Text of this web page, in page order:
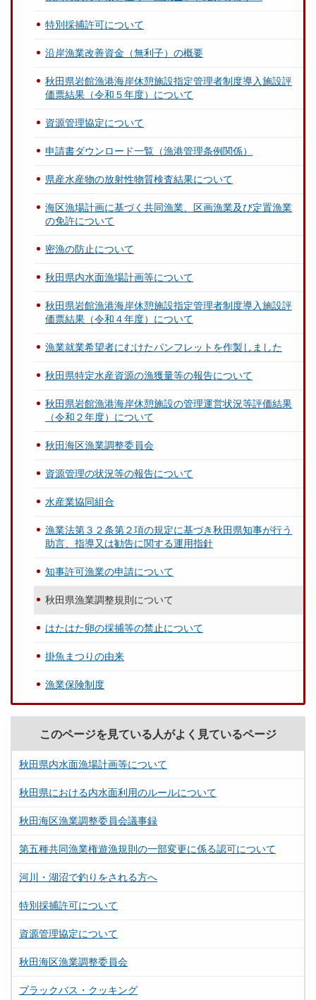
特別採捕許可について
沿岸漁業改善資金（無利子）の概要
秋田県岩館漁港海岸休憩施設指定管理者制度導入施設評
価票結果（令和５年度）について
資源管理協定について
申請書ダウンロード一覧（漁港管理条例関係）
県産水産物の放射性物質検査結果について
海区漁場計画に基づく共同漁業、区画漁業及び定置漁業
の免許について
密漁の防止について
秋田県内水面漁場計画等について
秋田県岩館漁港海岸休憩施設指定管理者制度導入施設評
価票結果（令和４年度）について
漁業就業希望者にむけたパンフレットを作製しました
秋田県特定水産資源の漁獲量等の報告について
秋田県岩館漁港海岸休憩施設の管理運営状況等評価結果
（令和２年度）について
秋田海区漁業調整委員会
資源管理の状況等の報告について
水産業協同組合
漁業法第３２条第２項の規定に基づき秋田県知事が行う
助言、指導又は勧告に関する運用指針
知事許可漁業の申請について
秋田県漁業調整規則について
はたはた卵の採捕等の禁止について
掛魚まつりの由来
漁業保険制度
このページを見ている人がよく見ているページ
秋田県内水面漁場計画等について
秋田県における内水面利用のルールについて
秋田海区漁業調整委員会議事録
第五種共同漁業権遊漁規則の一部変更に係る認可について
河川・湖沼で釣りをされる方へ
特別採捕許可について
資源管理協定について
秋田海区漁業調整委員会
ブラックバス・クッキング